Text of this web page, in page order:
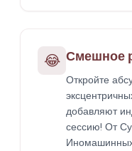
😂 Смешное
Откройте
добавляют
сессию! От